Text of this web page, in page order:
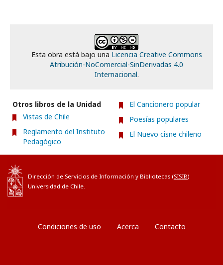
Esta obra está bajo una Licencia Creative Commons
Atribución-NoComercial-SinDerivadas 4.0
Internacional.
Otros libros de la Unidad
Vistas de Chile
Reglamento del Instituto
Pedagógico
El Cancionero popular
Poesías populares
El Nuevo cisne chileno
Dirección de Servicios de Información y Bibliotecas (SISIB)
Universidad de Chile.
Condiciones de uso Acerca Contacto